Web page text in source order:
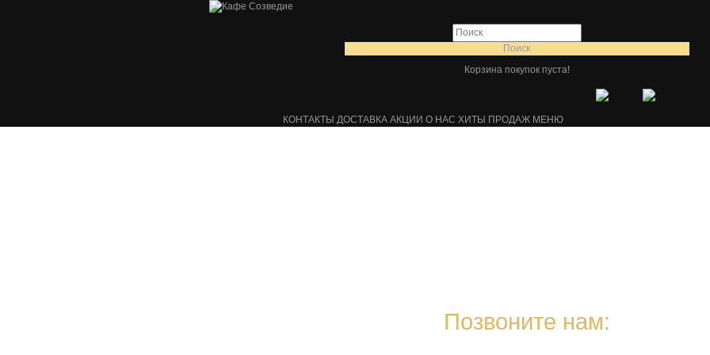
Поиск
Корзина покупок пуста!
КОНТАКТЫ ДОСТАВКА АКЦИИ О НАС ХИТЫ ПРОДАЖ МЕНЮ
Позвоните нам: